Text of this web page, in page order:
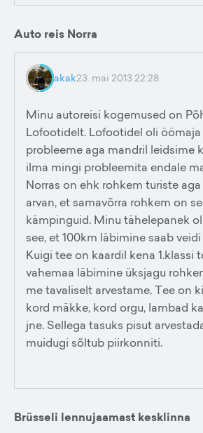
Auto reis Norra
akak23. mai 2013 22:28
Minu autoreisi kogemused on
Lofootidelt. Lofootidel oli öömaja
probleeme aga mandril leidsime
ilma mingi probleemita endale
Norras on ehk rohkem turiste
arvan, et samavõrra rohkem on
kämpinguid. Minu tähelepanek
see, et 100km läbimine saab
Kuigi tee on kaardil kena 1.klassi
vahemaa läbimine üksjagu
me tavaliselt arvestame. Tee on
kord mäkke, kord orgu, lambad
jne. Sellega tasuks pisut
muidugi sõltub piirkonniti.
Brüsseli lennujaamast kesklinna